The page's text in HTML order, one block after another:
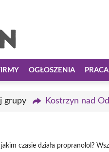
OGŁOSZENIA PRACA
grupy Kostrzyn nad
jakim czasie działa propranolol?